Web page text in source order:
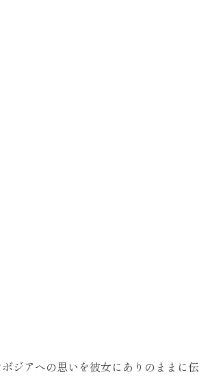
ジアへの思いを彼女にありのままに伝